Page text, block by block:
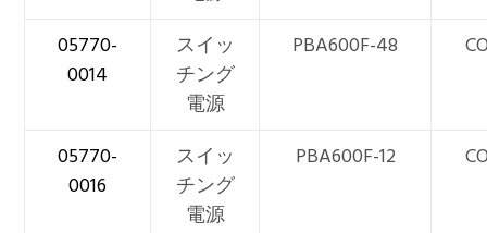
05770-
0014
スイッ
チング
電源
PBA600F-48
05770-
0016
スイッ
チング
電源
PBA600F-12